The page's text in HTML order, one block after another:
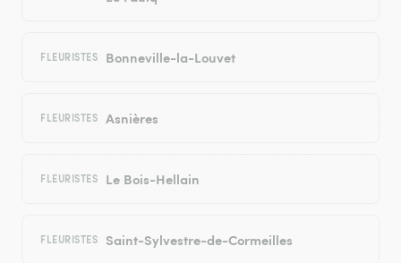
FLEURISTES Bonneville-la-Louvet
FLEURISTES Asnières
FLEURISTES Le Bois-Hellain
FLEURISTES Saint-Sylvestre-de-Cormeilles